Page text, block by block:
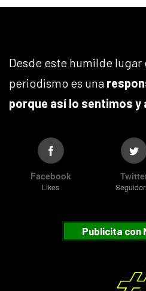
Desde este humilde
periodismo es una
porque así lo sentimos y
Facebook
Likes
Publicita con